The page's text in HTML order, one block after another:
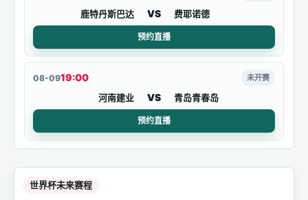
鹿特丹斯巴达 VS 费耶诺德
预约直播
08-0919:00
河南建业 VS 青岛青春岛
未开赛
预约直播
世界杯未来赛程